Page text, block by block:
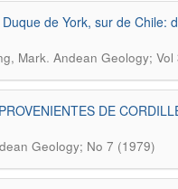
de York, sur de Chile:
Mark. Andean Geology;
DE
Geology; No 7 (1979)